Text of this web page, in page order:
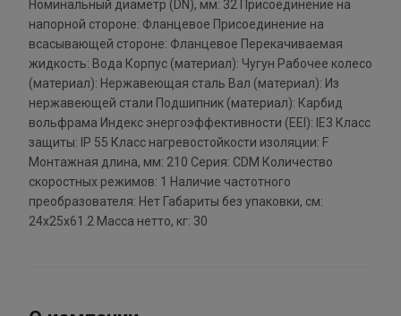
Номинальный диаметр (DN), мм: 32 Присоединение на
напорной стороне: Фланцевое Присоединение на
всасывающей стороне: Фланцевое Перекачиваемая
жидкость: Вода Корпус (материал): Чугун Рабочее колесо
(материал): Нержавеющая сталь Вал (материал): Из
нержавеющей стали Подшипник (материал): Карбид
вольфрама Индекс энергоэффективности (EEI): IE3 Класс
защиты: IP 55 Класс нагревостойкости изоляции: F
Монтажная длина, мм: 210 Серия: CDM Количество
скоростных режимов: 1 Наличие частотного
преобразователя: Нет Габариты без упаковки, см:
24x25x61.2 Масса нетто, кг: 30